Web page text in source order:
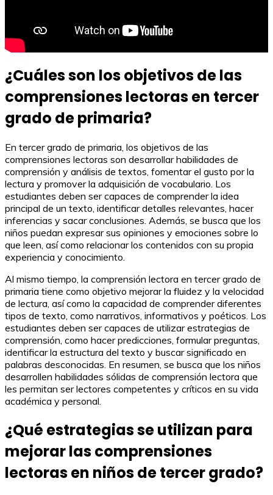
¿Cuáles son los objetivos de las
comprensiones lectoras en tercer
grado de primaria?
En tercer grado de primaria, los objetivos de las
comprensiones lectoras son desarrollar habilidades de
comprensión y análisis de textos, fomentar el gusto por la
lectura y promover la adquisición de vocabulario. Los
estudiantes deben ser capaces de comprender la idea
principal de un texto, identificar detalles relevantes, hacer
inferencias y sacar conclusiones. Además, se busca que los
niños puedan expresar sus opiniones y emociones sobre lo
que leen, así como relacionar los contenidos con su propia
experiencia y conocimiento.
Al mismo tiempo, la comprensión lectora en tercer grado de
primaria tiene como objetivo mejorar la fluidez y la velocidad
de lectura, así como la capacidad de comprender diferentes
tipos de texto, como narrativos, informativos y poéticos. Los
estudiantes deben ser capaces de utilizar estrategias de
comprensión, como hacer predicciones, formular preguntas,
identificar la estructura del texto y buscar significado en
palabras desconocidas. En resumen, se busca que los niños
desarrollen habilidades sólidas de comprensión lectora que
les permitan ser lectores competentes y críticos en su vida
académica y personal.
¿Qué estrategias se utilizan para
mejorar las comprensiones
lectoras en niños de tercer grado?